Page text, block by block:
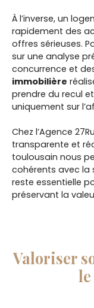
À l’inverse, un
rapidement des
offres sérieuses.
sur une analyse
concurrence et
immobilière
prendre du recul
uniquement sur
Chez l’Agence
transparente et
toulousain nous
cohérents avec
reste essentielle
préservant la
Valoriser